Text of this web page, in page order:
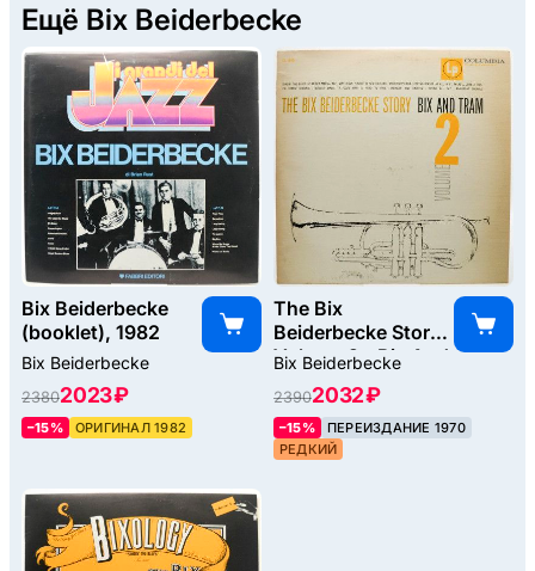
Ещё Bix Beiderbecke
Bix Beiderbecke
(booklet), 1982
Bix Beiderbecke
23802023 ₽
–15% ОРИГИНАЛ 1982
The Bix
Beiderbecke Story /
Volume 2 - Bix And
Bix Beiderbecke
23902032 ₽
–15%
ПЕРЕИЗДАНИЕ 1970
РЕДКИЙ